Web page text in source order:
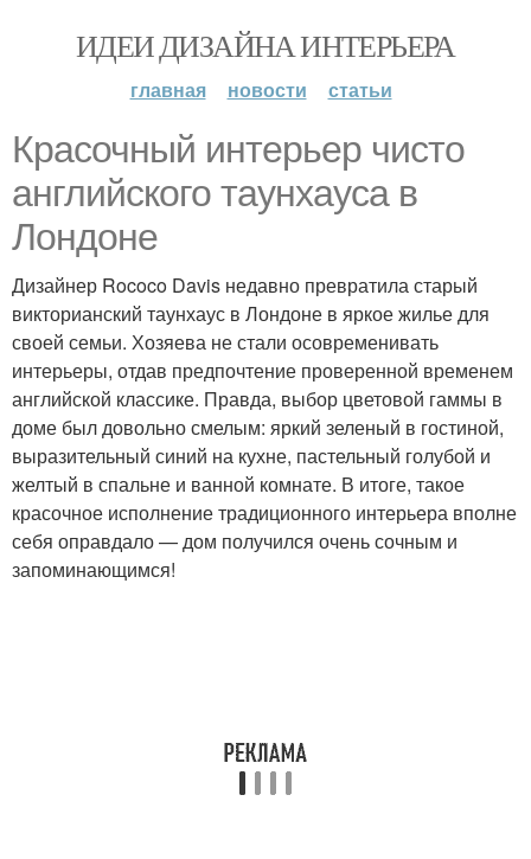
ИДЕИ ДИЗАЙНА ИНТЕРЬЕРА
главная новости статьи
Красочный интерьер чисто
английского таунхауса в
Лондоне
Дизайнер Rococo Davis недавно превратила старый
викторианский таунхаус в Лондоне в яркое жилье для
своей семьи. Хозяева не стали осовременивать
интерьеры, отдав предпочтение проверенной временем
английской классике. Правда, выбор цветовой гаммы в
доме был довольно смелым: яркий зеленый в гостиной,
выразительный синий на кухне, пастельный голубой и
желтый в спальне и ванной комнате. В итоге, такое
красочное исполнение традиционного интерьера вполне
себя оправдало — дом получился очень сочным и
запоминающимся!